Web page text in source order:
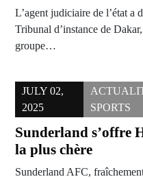
L’agent judiciaire de l’état a
Tribunal d’instance de
groupe…
JULY 02,
2025
SPORTS
Sunderland s’offre
la plus chère
Sunderland AFC,